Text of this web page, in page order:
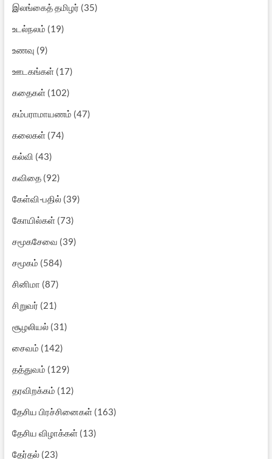
இலங்கைத் தமிழர் (35)
உடல்நலம் (19)
உணவு (9)
ஊடகங்கள்(17)
கதைகள்(102)
கம்பராமாயணம் (47)
கலைகள்(74)
கல்வி (43)
கவிதை(92)
கேள்வி-பதில்(39)
கோயில்கள்(73)
சமூகசேவை (39)
சமூகம் (584)
சினிமா (87)
சிறுவர் (21)
சூழலியல்(31)
சைவம் (142)
தத்துவம் (129)
தரவிறக்கம் (12)
தேசிய பிரச்சினைகள்(163)
தேசிய விழாக்கள்(13)
தேர்தல்(23)